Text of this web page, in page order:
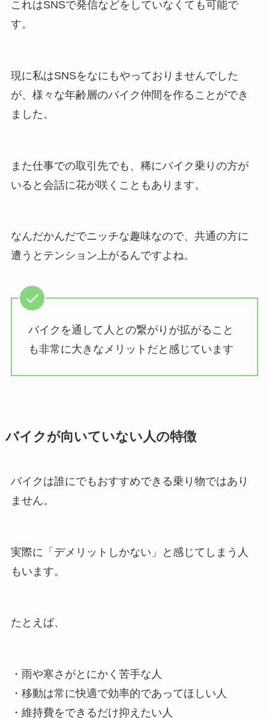
これはSNSで発信などをしていなくても可能で
す。
現に私はSNSをなにもやっておりませんでした
が、様々な年齢層のバイク仲間を作ることができ
ました。
また仕事での取引先でも、稀にバイク乗りの方が
いると会話に花が咲くこともあります。
なんだかんだでニッチな趣味なので、共通の方に
遭うとテンション上がるんですよね。
バイクを通して人との繋がりが拡がること
も非常に大きなメリットだと感じています
バイクが向いていない人の特徴
バイクは誰にでもおすすめできる乗り物ではあり
ません。
実際に「デメリットしかない」と感じてしまう人
もいます。
たとえば、
・雨や寒さがとにかく苦手な人
・移動は常に快適で効率的であってほしい人
・維持費をできるだけ抑えたい人